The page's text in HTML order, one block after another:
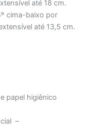
até 18 cm.
cima-baixo por
até 13,5 cm.
papel higiênico
–